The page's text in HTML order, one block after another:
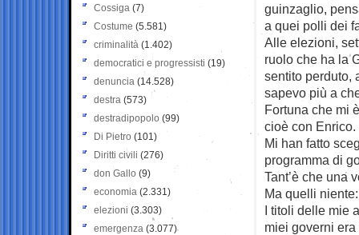
guinzaglio,
a quei polli dei
Alle elezioni,
ruolo che ha la
sentito perduto,
sapevo più a
Fortuna che mi
cioè con Enrico.
Mi han fatto
programma di
Tant’è che una
Ma quelli
I titoli delle mie
miei governi
Cossiga (7)
Costume (5.581)
criminalità (1.402)
democratici e progressisti (19)
denuncia (14.528)
destra (573)
destradipopolo (99)
Di Pietro (101)
Diritti civili (276)
don Gallo (9)
economia (2.331)
elezioni (3.303)
emergenza (3.077)